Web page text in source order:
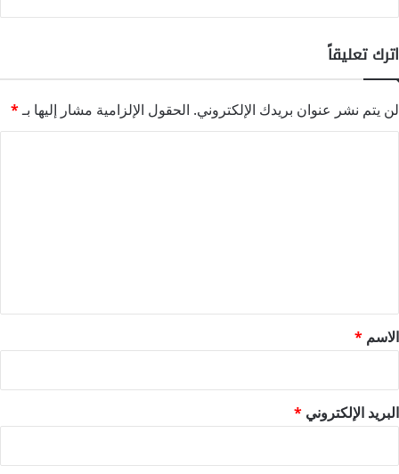
اترك تعليقاً
لن يتم نشر عنوان بريدك الإلكتروني. الحقول الإلزامية مشار إليها بـ*
*
الاسم *
البريد الإلكتروني *